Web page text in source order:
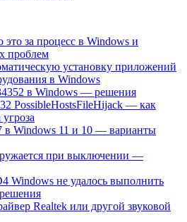
это за процесс в Windows и
проблем
установку приложений
в Windows
в Windows — решения
PossibleHostsFileHijack — как
в Windows 11 и 10 — варианты
при выключении —
Windows не удалось выполнить
Realtek или другой звуковой